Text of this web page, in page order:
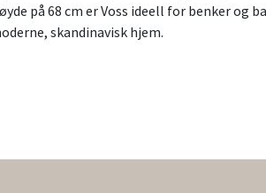
på 68 cm er Voss ideell for benker og
skandinavisk hjem.